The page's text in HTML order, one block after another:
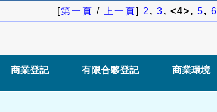
[第一頁 / 上一頁] 2, 3, <4>, 5, 6
商業登記 有限合夥登記 商業環境